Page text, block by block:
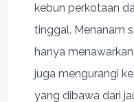
kebun perkotaan
tinggal. Menanam
hanya
juga mengurangi
yang dibawa dari